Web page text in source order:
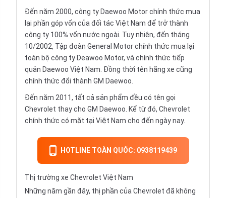
Đến năm 2000, công ty Daewoo Motor chính thức mua
lại phần góp vốn của đối tác Việt Nam để trở thành
công ty 100% vốn nước ngoài. Tuy nhiên, đến tháng
10/2002, Tập đoàn General Motor chính thức mua lại
toàn bộ công ty Deawoo Motor, và chính thức tiếp
quản Daewoo Việt Nam. Đồng thời tên hãng xe cũng
chính thức đổi thành GM Daewoo.
Đến năm 2011, tất cả sản phẩm đều có tên gọi
Chevrolet thay cho GM Daewoo. Kể từ đó, Chevrolet
chính thức có mặt tại Việt Nam cho đến ngày nay.
HOTLINE TOÀN QUỐC: 0938119439
Thị trường xe Chevrolet Việt Nam
Những năm gần đây, thị phần của Chevrolet đã không